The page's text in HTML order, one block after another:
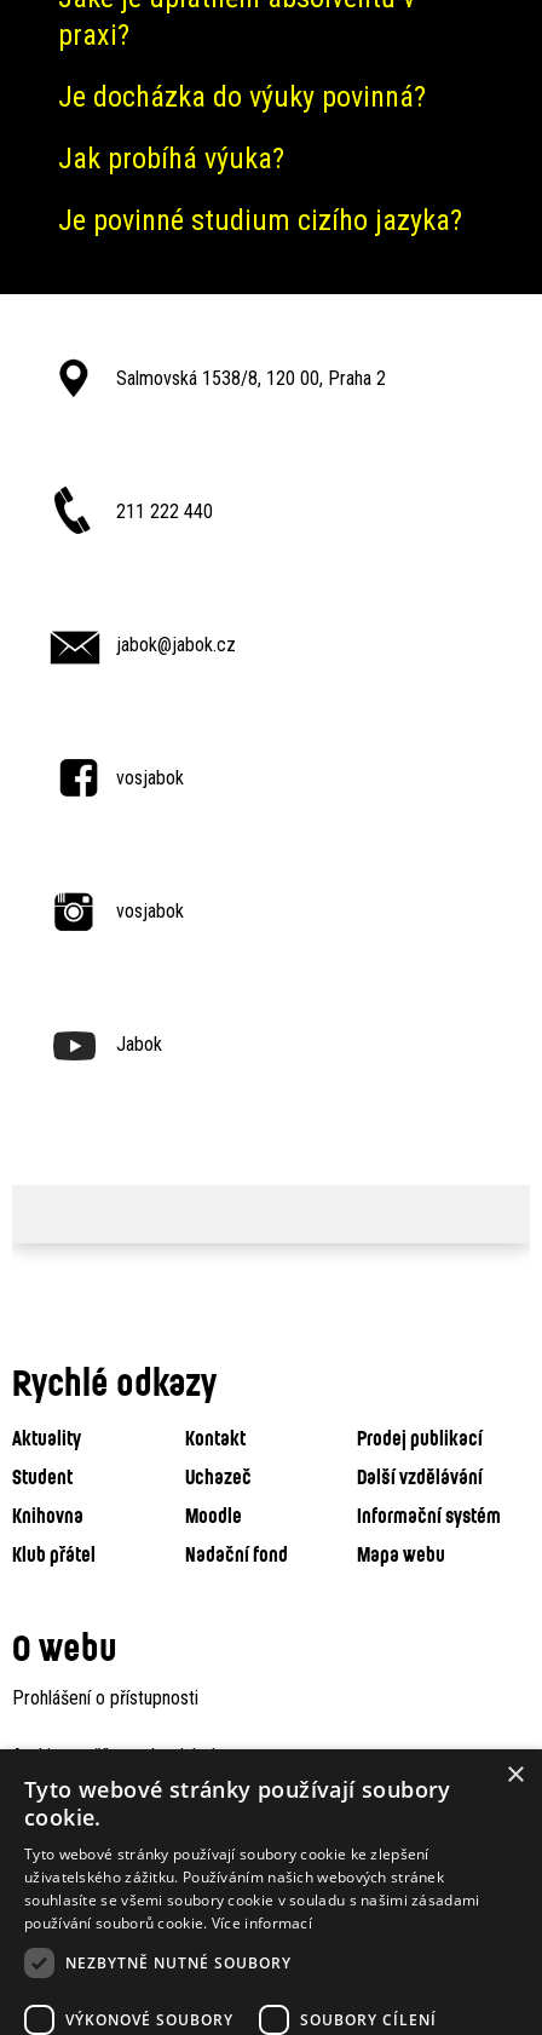
praxi?
Je docházka do výuky povinná?
Jak probíhá výuka?
Je povinné studium cizího jazyka?
Salmovská 1538/8, 120 00, Praha 2
211 222 440
jabok@jabok.cz
vosjabok
vosjabok
Jabok
Rychlé odkazy
Aktuality Kontakt
Prodej publikací
Student
Uchazeč
Další vzdělávání
Knihovna
Moodle
Informační systém
Klub přátel
Nadační fond Mapa webu
O webu
Prohlášení o přístupnosti
Archiv staršího webu Jaboku ×
Tyto webové stránky používají soubory
cookie.
Tyto webové stránky používají soubory cookie ke zlepšení
uživatelského zážitku. Používáním našich webových stránek
souhlasíte se všemi soubory cookie v souladu s našimi zásadami
používání souborů cookie. Více informací
NEZBYTNĚ NUTNÉ SOUBORY
VÝKONOVÉ SOUBORY SOUBORY CÍLENÍ